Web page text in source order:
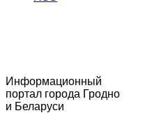
Информационный
портал города Гродно
и Беларуси